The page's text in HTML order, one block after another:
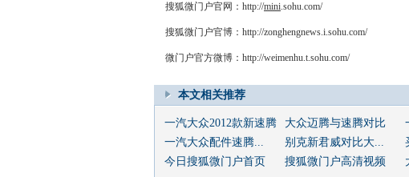
搜狐微门户官网：http://mini.sohu.com/
搜狐微门户官博：http://zonghengnews.i.sohu.com/
微门户官方微博：http://weimenhu.t.sohu.com/
本文相关推荐
一汽大众2012款新速腾 大众迈腾与速腾对比
一汽大众配件速腾...
别克新君威对比大...
今日搜狐微门户首页
搜狐微门户高清视频